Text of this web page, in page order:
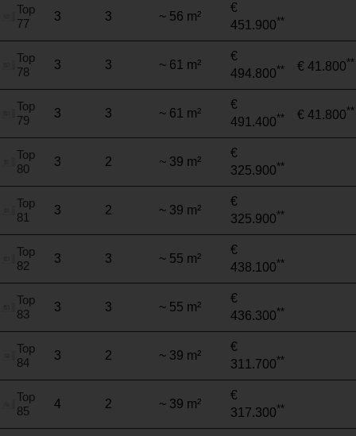
Top
77
3 3 ~ 56 m²
€
451.900**
Top
78
3 3 ~ 61 m²
€
494.800** € 41.800**
Top
79
3 3 ~ 61 m²
€
491.400** € 41.800**
Top
80
3 2 ~ 39 m²
€
325.900**
Top
81
3 2 ~ 39 m²
€
325.900**
Top
82
3 3 ~ 55 m²
€
438.100**
Top
83
3 3 ~ 55 m²
€
436.300**
Top
84
3 2 ~ 39 m²
€
311.700**
Top
85
4 2 ~ 39 m²
€
317.300**